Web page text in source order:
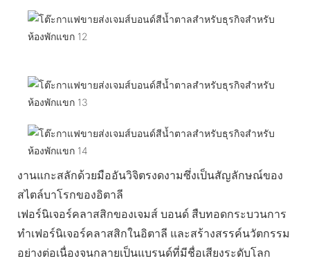
งานแกะสลักด้วยมืออันวิจิตรงดงามซึ่งเป็นสัญลักษณ์ของ
สไตล์บาโรกของอิตาลี
เฟอร์นิเจอร์คลาสสิกของเจมส์ บอนด์ สืบทอดกระบวนการ
ทำเฟอร์นิเจอร์คลาสสิกในอิตาลี และสร้างสรรค์นวัตกรรม
อย่างต่อเนื่องจนกลายเป็นแบรนด์ที่มีชื่อเสียงระดับโลก